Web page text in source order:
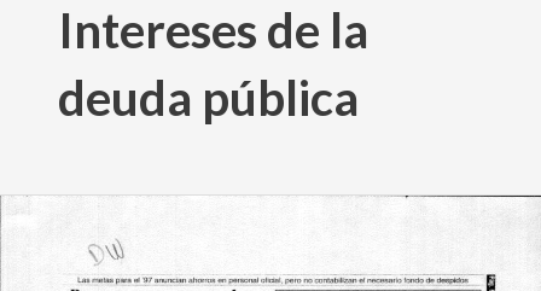
contenidoIntereses de la
deuda pública
Presupuesto
poco
claro